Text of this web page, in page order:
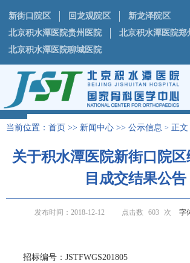
新街口院区 回龙观院区
新龙泽院区
北京积水潭医院贵州医院
北京积水潭医院郑
北京积水潭医院聊城医院
当前位置： 首页 >> 新闻中心 >> 公示信息 > 正文
关于积水潭医院新街口院
目成交结果公告
发布时间：2018-12-12 点击数 603 次 字
招标编号：JSTFWGS201805